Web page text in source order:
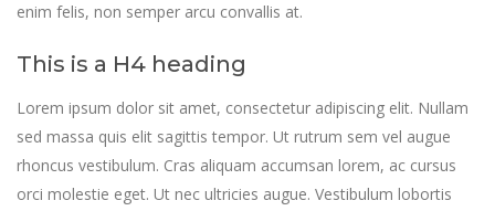
enim felis, non semper arcu convallis at.
This is a H4 heading
Lorem ipsum dolor sit amet, consectetur adipiscing elit. Nullam
sed massa quis elit sagittis tempor. Ut rutrum sem vel augue
rhoncus vestibulum. Cras aliquam accumsan lorem, ac cursus
orci molestie eget. Ut nec ultricies augue. Vestibulum lobortis